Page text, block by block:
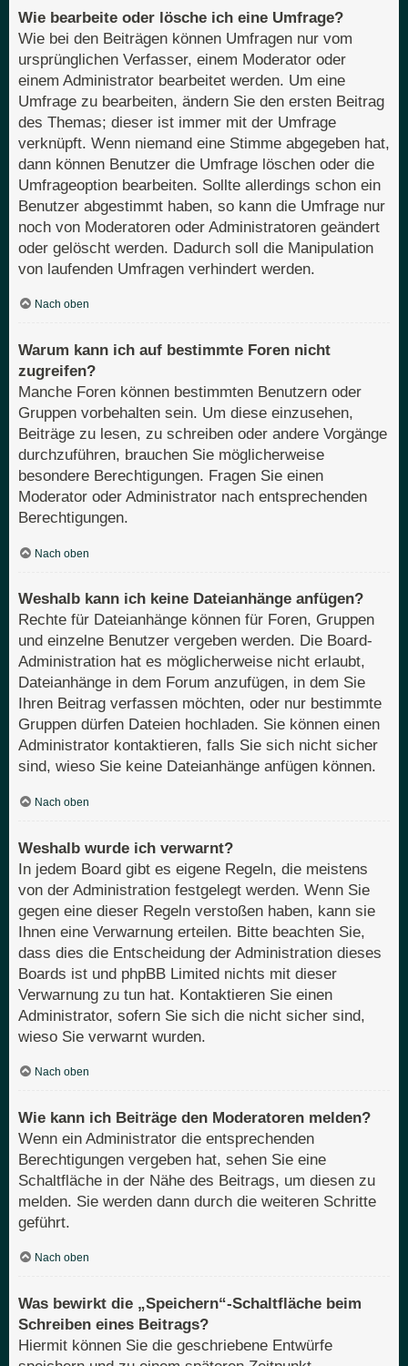
Wie bearbeite oder lösche ich eine Umfrage?
Wie bei den Beiträgen können Umfragen nur vom
ursprünglichen Verfasser, einem Moderator oder
einem Administrator bearbeitet werden. Um eine
Umfrage zu bearbeiten, ändern Sie den ersten Beitrag
des Themas; dieser ist immer mit der Umfrage
verknüpft. Wenn niemand eine Stimme abgegeben hat,
dann können Benutzer die Umfrage löschen oder die
Umfrageoption bearbeiten. Sollte allerdings schon ein
Benutzer abgestimmt haben, so kann die Umfrage nur
noch von Moderatoren oder Administratoren geändert
oder gelöscht werden. Dadurch soll die Manipulation
von laufenden Umfragen verhindert werden.
Nach oben
Warum kann ich auf bestimmte Foren nicht
zugreifen?
Manche Foren können bestimmten Benutzern oder
Gruppen vorbehalten sein. Um diese einzusehen,
Beiträge zu lesen, zu schreiben oder andere Vorgänge
durchzuführen, brauchen Sie möglicherweise
besondere Berechtigungen. Fragen Sie einen
Moderator oder Administrator nach entsprechenden
Berechtigungen.
Nach oben
Weshalb kann ich keine Dateianhänge anfügen?
Rechte für Dateianhänge können für Foren, Gruppen
und einzelne Benutzer vergeben werden. Die Board-
Administration hat es möglicherweise nicht erlaubt,
Dateianhänge in dem Forum anzufügen, in dem Sie
Ihren Beitrag verfassen möchten, oder nur bestimmte
Gruppen dürfen Dateien hochladen. Sie können einen
Administrator kontaktieren, falls Sie sich nicht sicher
sind, wieso Sie keine Dateianhänge anfügen können.
Nach oben
Weshalb wurde ich verwarnt?
In jedem Board gibt es eigene Regeln, die meistens
von der Administration festgelegt werden. Wenn Sie
gegen eine dieser Regeln verstoßen haben, kann sie
Ihnen eine Verwarnung erteilen. Bitte beachten Sie,
dass dies die Entscheidung der Administration dieses
Boards ist und phpBB Limited nichts mit dieser
Verwarnung zu tun hat. Kontaktieren Sie einen
Administrator, sofern Sie sich die nicht sicher sind,
wieso Sie verwarnt wurden.
Nach oben
Wie kann ich Beiträge den Moderatoren melden?
Wenn ein Administrator die entsprechenden
Berechtigungen vergeben hat, sehen Sie eine
Schaltfläche in der Nähe des Beitrags, um diesen zu
melden. Sie werden dann durch die weiteren Schritte
geführt.
Nach oben
Was bewirkt die „Speichern“-Schaltfläche beim
Schreiben eines Beitrags?
Hiermit können Sie die geschriebene Entwürfe